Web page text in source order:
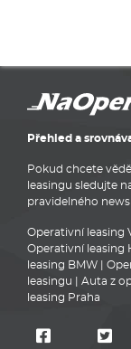
Přehled a
Pokud chcete
leasingu sledujte
pravidelného
Operativní leasing
Operativní leasing
leasing BMW
leasingu
Auta z
leasing Praha